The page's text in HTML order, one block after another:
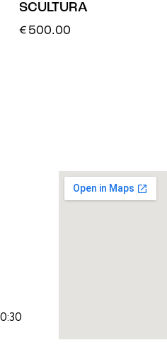
SCULTURA
€ 500.00